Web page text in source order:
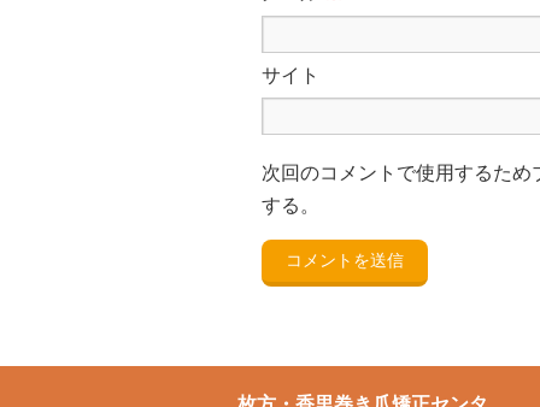
サイト
次回のコメントで使用するた
する。